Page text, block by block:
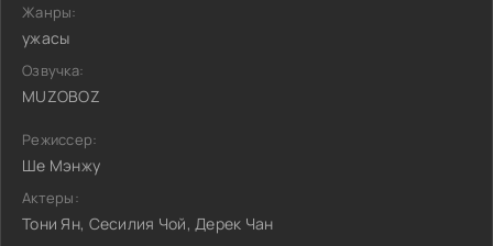
Жанры:
ужасы
Озвучка:
MUZOBOZ
Режиссер:
Ше Мэнжу
Актеры:
Тони Ян, Сесилия Чой, Дерек Чан